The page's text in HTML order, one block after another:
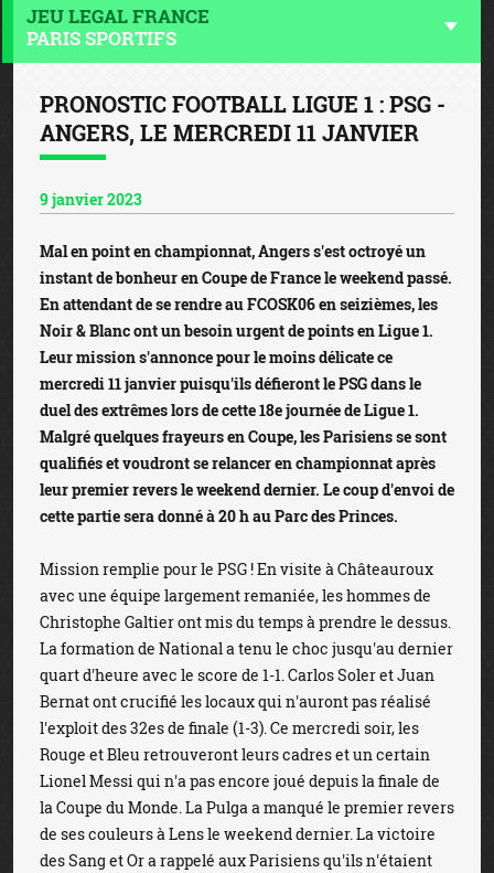
JEU LEGAL FRANCE
PARIS SPORTIFS
PRONOSTIC FOOTBALL LIGUE 1 : PSG -
ANGERS, LE MERCREDI 11 JANVIER
9 janvier 2023
Mal en point en championnat, Angers s'est octroyé un
instant de bonheur en Coupe de France le weekend passé.
En attendant de se rendre au FCOSK06 en seizièmes, les
Noir & Blanc ont un besoin urgent de points en Ligue 1.
Leur mission s'annonce pour le moins délicate ce
mercredi 11 janvier puisqu'ils défieront le PSG dans le
duel des extrêmes lors de cette 18e journée de Ligue 1.
Malgré quelques frayeurs en Coupe, les Parisiens se sont
qualifiés et voudront se relancer en championnat après
leur premier revers le weekend dernier. Le coup d'envoi de
cette partie sera donné à 20 h au Parc des Princes.
Mission remplie pour le PSG ! En visite à Châteauroux
avec une équipe largement remaniée, les hommes de
Christophe Galtier ont mis du temps à prendre le dessus.
La formation de National a tenu le choc jusqu'au dernier
quart d'heure avec le score de 1-1. Carlos Soler et Juan
Bernat ont crucifié les locaux qui n'auront pas réalisé
l'exploit des 32es de finale (1-3). Ce mercredi soir, les
Rouge et Bleu retrouveront leurs cadres et un certain
Lionel Messi qui n'a pas encore joué depuis la finale de
la Coupe du Monde. La Pulga a manqué le premier revers
de ses couleurs à Lens le weekend dernier. La victoire
des Sang et Or a rappelé aux Parisiens qu'ils n'étaient